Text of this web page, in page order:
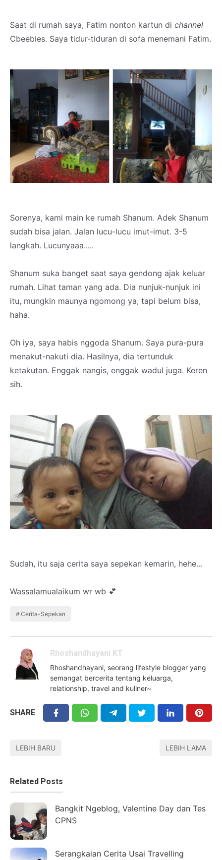
Saat di rumah saya, Fatim nonton kartun di channel
Cbeebies. Saya tidur-tiduran di sofa menemani Fatim.
Sorenya, kami main ke rumah Shanum. Adek Shanum
sudah bisa jalan. Jalan lucu-lucu imut-imut. 3-5
langkah. Lucunyaaa.....
Shanum suka banget saat saya gendong ajak keluar
rumah. Lihat taman yang ada. Dia nunjuk-nunjuk ini
itu, mungkin maunya ngomong ya, tapi belum bisa,
haha.
Oh iya, saya habis nggoda Shanum. Saya pura-pura
menakut-nakuti dia. Hasilnya, dia tertunduk
ketakutan. Enggak nangis, enggak wadul juga. Keren
sih.
Sudah, itu saja cerita saya sepekan kemarin, hehe...
Wassalamualaikum wr wb 💕
Cerita-Sepekan
Rhoshandhayani KT
Rhoshandhayani, seorang lifestyle blogger yang
semangat bercerita tentang keluarga,
relationship, travel and kuliner~
SHARE
LEBIH BARU LEBIH LAMA
Related Posts
Bangkit Ngeblog, Valentine Day dan Tes
CPNS
Serangkaian Cerita Usai Travelling